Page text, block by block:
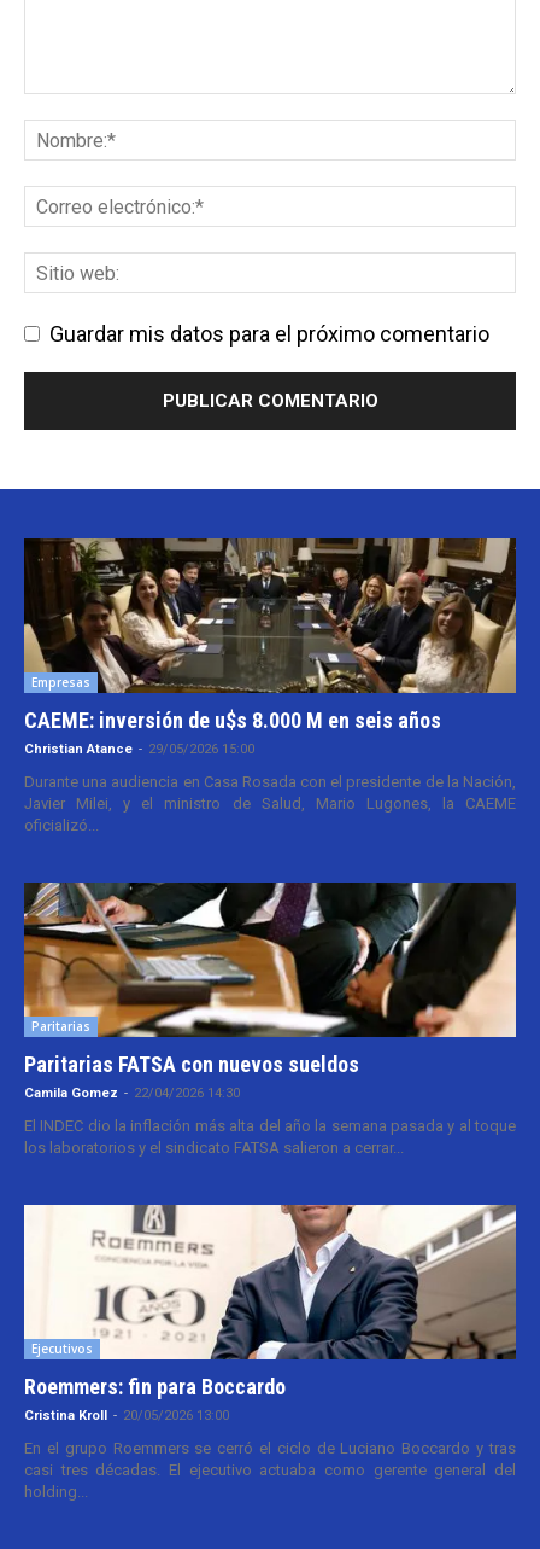
Guardar mis datos para el próximo comentario
Empresas
CAEME: inversión de u$s 8.000 M en seis años
Christian Atance - 29/05/2026 15:00
Durante una audiencia en Casa Rosada con el presidente de la Nación,
Javier Milei, y el ministro de Salud, Mario Lugones, la CAEME
oficializó...
Paritarias
Paritarias FATSA con nuevos sueldos
Camila Gomez - 22/04/2026 14:30
El INDEC dio la inflación más alta del año la semana pasada y al toque
los laboratorios y el sindicato FATSA salieron a cerrar...
Ejecutivos
Roemmers: fin para Boccardo
Cristina Kroll - 20/05/2026 13:00
En el grupo Roemmers se cerró el ciclo de Luciano Boccardo y tras
casi tres décadas. El ejecutivo actuaba como gerente general del
holding...